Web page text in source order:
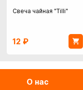
Свеча чайная "Tilli"
12 ₽
О нас